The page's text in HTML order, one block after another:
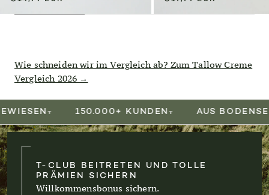
Wie schneiden wir im Vergleich ab? Zum Tallow Creme
Vergleich 2026 →
150.000+ KUNDEN AUS BODENSEE
T-CLUB BEITRETEN UND TOLLE
PRÄMIEN SICHERN
Willkommensbonus sichern.